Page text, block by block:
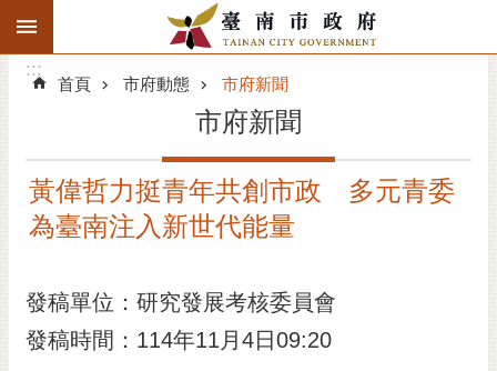
跳到主要內容區塊
搜
階
精彩府城
市府團隊
主題服務
:::
:::
首頁 市府動態 市府新聞
市府新聞
黃偉哲力挺青年共創市政 多元青委
為臺南注入新世代能量
發稿單位：研究發展考核委員會
發稿時間：114年11月4日09:20